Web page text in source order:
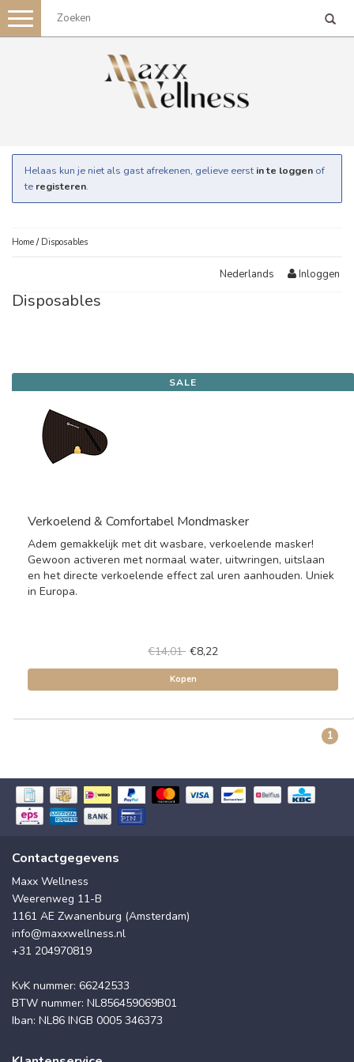
Toggle
navigation
Helaas kun je niet als gast afrekenen, gelieve eerst in te loggen of
te registeren.
Home / Disposables
Nederlands Inloggen
Disposables
SALE
Verkoelend & Comfortabel Mondmasker
Adem gemakkelijk met dit wasbare, verkoelende masker!
Gewoon activeren met normaal water, uitwringen, uitslaan
en het directe verkoelende effect zal uren aanhouden. Uniek
in Europa.
€14,01 €8,22
Kopen
1
Contactgegevens
Maxx Wellness
Weerenweg 11-B
1161 AE Zwanenburg (Amsterdam)
info@maxxwellness.nl
+31 204970819
KvK nummer: 66242533
BTW nummer: NL856459069B01
Iban: NL86 INGB 0005 346373